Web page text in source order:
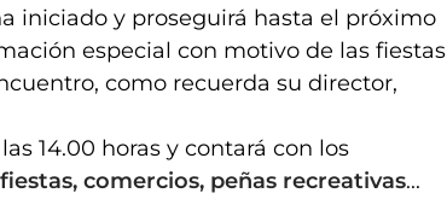
iniciado y proseguirá hasta el próximo
especial con motivo de las fiestas
como recuerda su director,
14.00 horas y contará con los
fiestas, comercios, peñas recreativas...